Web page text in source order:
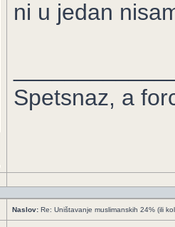
ni u jedan
Spetsnaz, a
Naslov: Re: Uništavanje muslimanskih 24% (ili